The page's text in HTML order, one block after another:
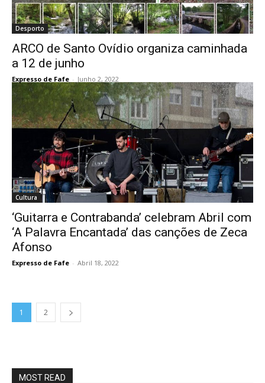
Desporto
ARCO de Santo Ovídio organiza caminhada
a 12 de junho
Expresso de Fafe - Junho 2, 2022
Cultura
‘Guitarra e Contrabanda’ celebram Abril com
‘A Palavra Encantada’ das canções de Zeca
Afonso
Expresso de Fafe - Abril 18, 2022
1 2
MOST READ